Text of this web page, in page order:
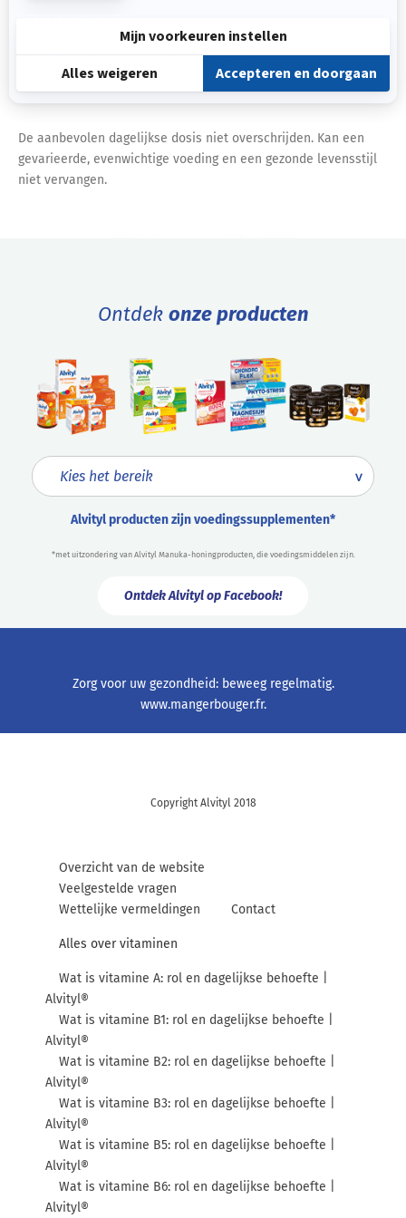
Neem 1 tot 3 gummies gedurende de dag
De aanbevolen dagelijkse dosis niet overschrijden. Kan een
gevarieerde, evenwichtige voeding en een gezonde levensstijl
niet vervangen.
Ontdek onze producten
Alvityl producten zijn voedingssupplementen*
*met uitzondering van Alvityl Manuka-honingproducten, die voedingsmiddelen zijn.
Ontdek Alvityl op Facebook!
Zorg voor uw gezondheid: beweeg regelmatig.
www.mangerbouger.fr.
Copyright Alvityl 2018
Overzicht van de website
Veelgestelde vragen
Wettelijke vermeldingen
Contact
Alles over vitaminen
Wat is vitamine A: rol en dagelijkse behoefte |
Alvityl®
Wat is vitamine B1: rol en dagelijkse behoefte |
Alvityl®
Wat is vitamine B2: rol en dagelijkse behoefte |
Alvityl®
Wat is vitamine B3: rol en dagelijkse behoefte |
Alvityl®
Wat is vitamine B5: rol en dagelijkse behoefte |
Alvityl®
Wat is vitamine B6: rol en dagelijkse behoefte |
Alvityl®